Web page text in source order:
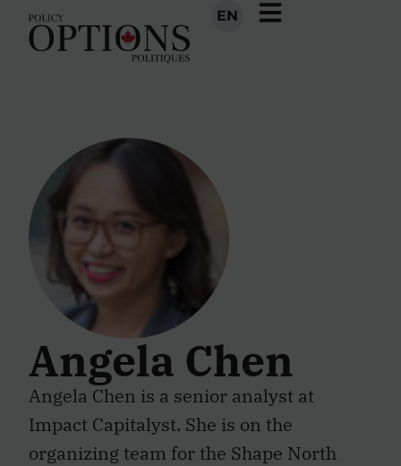
EN
Angela Chen
Angela Chen is a senior analyst at
Impact Capitalyst. She is on the
organizing team for the Shape North